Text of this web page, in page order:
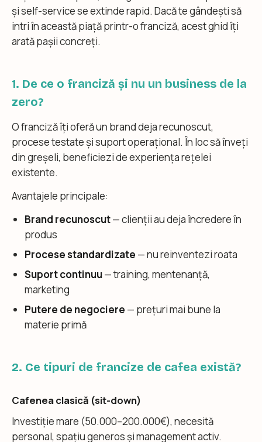
și self-service se extinde rapid. Dacă te gândești să
intri în această piață printr-o franciză, acest ghid îți
arată pașii concreți.
1. De ce o franciză și nu un business de la
zero?
O franciză îți oferă un brand deja recunoscut,
procese testate și suport operațional. În loc să înveți
din greșeli, beneficiezi de experiența rețelei
existente.
Avantajele principale:
Brand recunoscut— clienții au deja încredere în
produs
Procese standardizate — nu reinventezi roata
Suport continuu— training, mentenanță,
marketing
Putere de negociere — prețuri mai bune la
materie primă
2. Ce tipuri de francize de cafea există?
Cafenea clasică (sit-down)
Investiție mare (50.000–200.000€), necesită
personal, spațiu generos și management activ.